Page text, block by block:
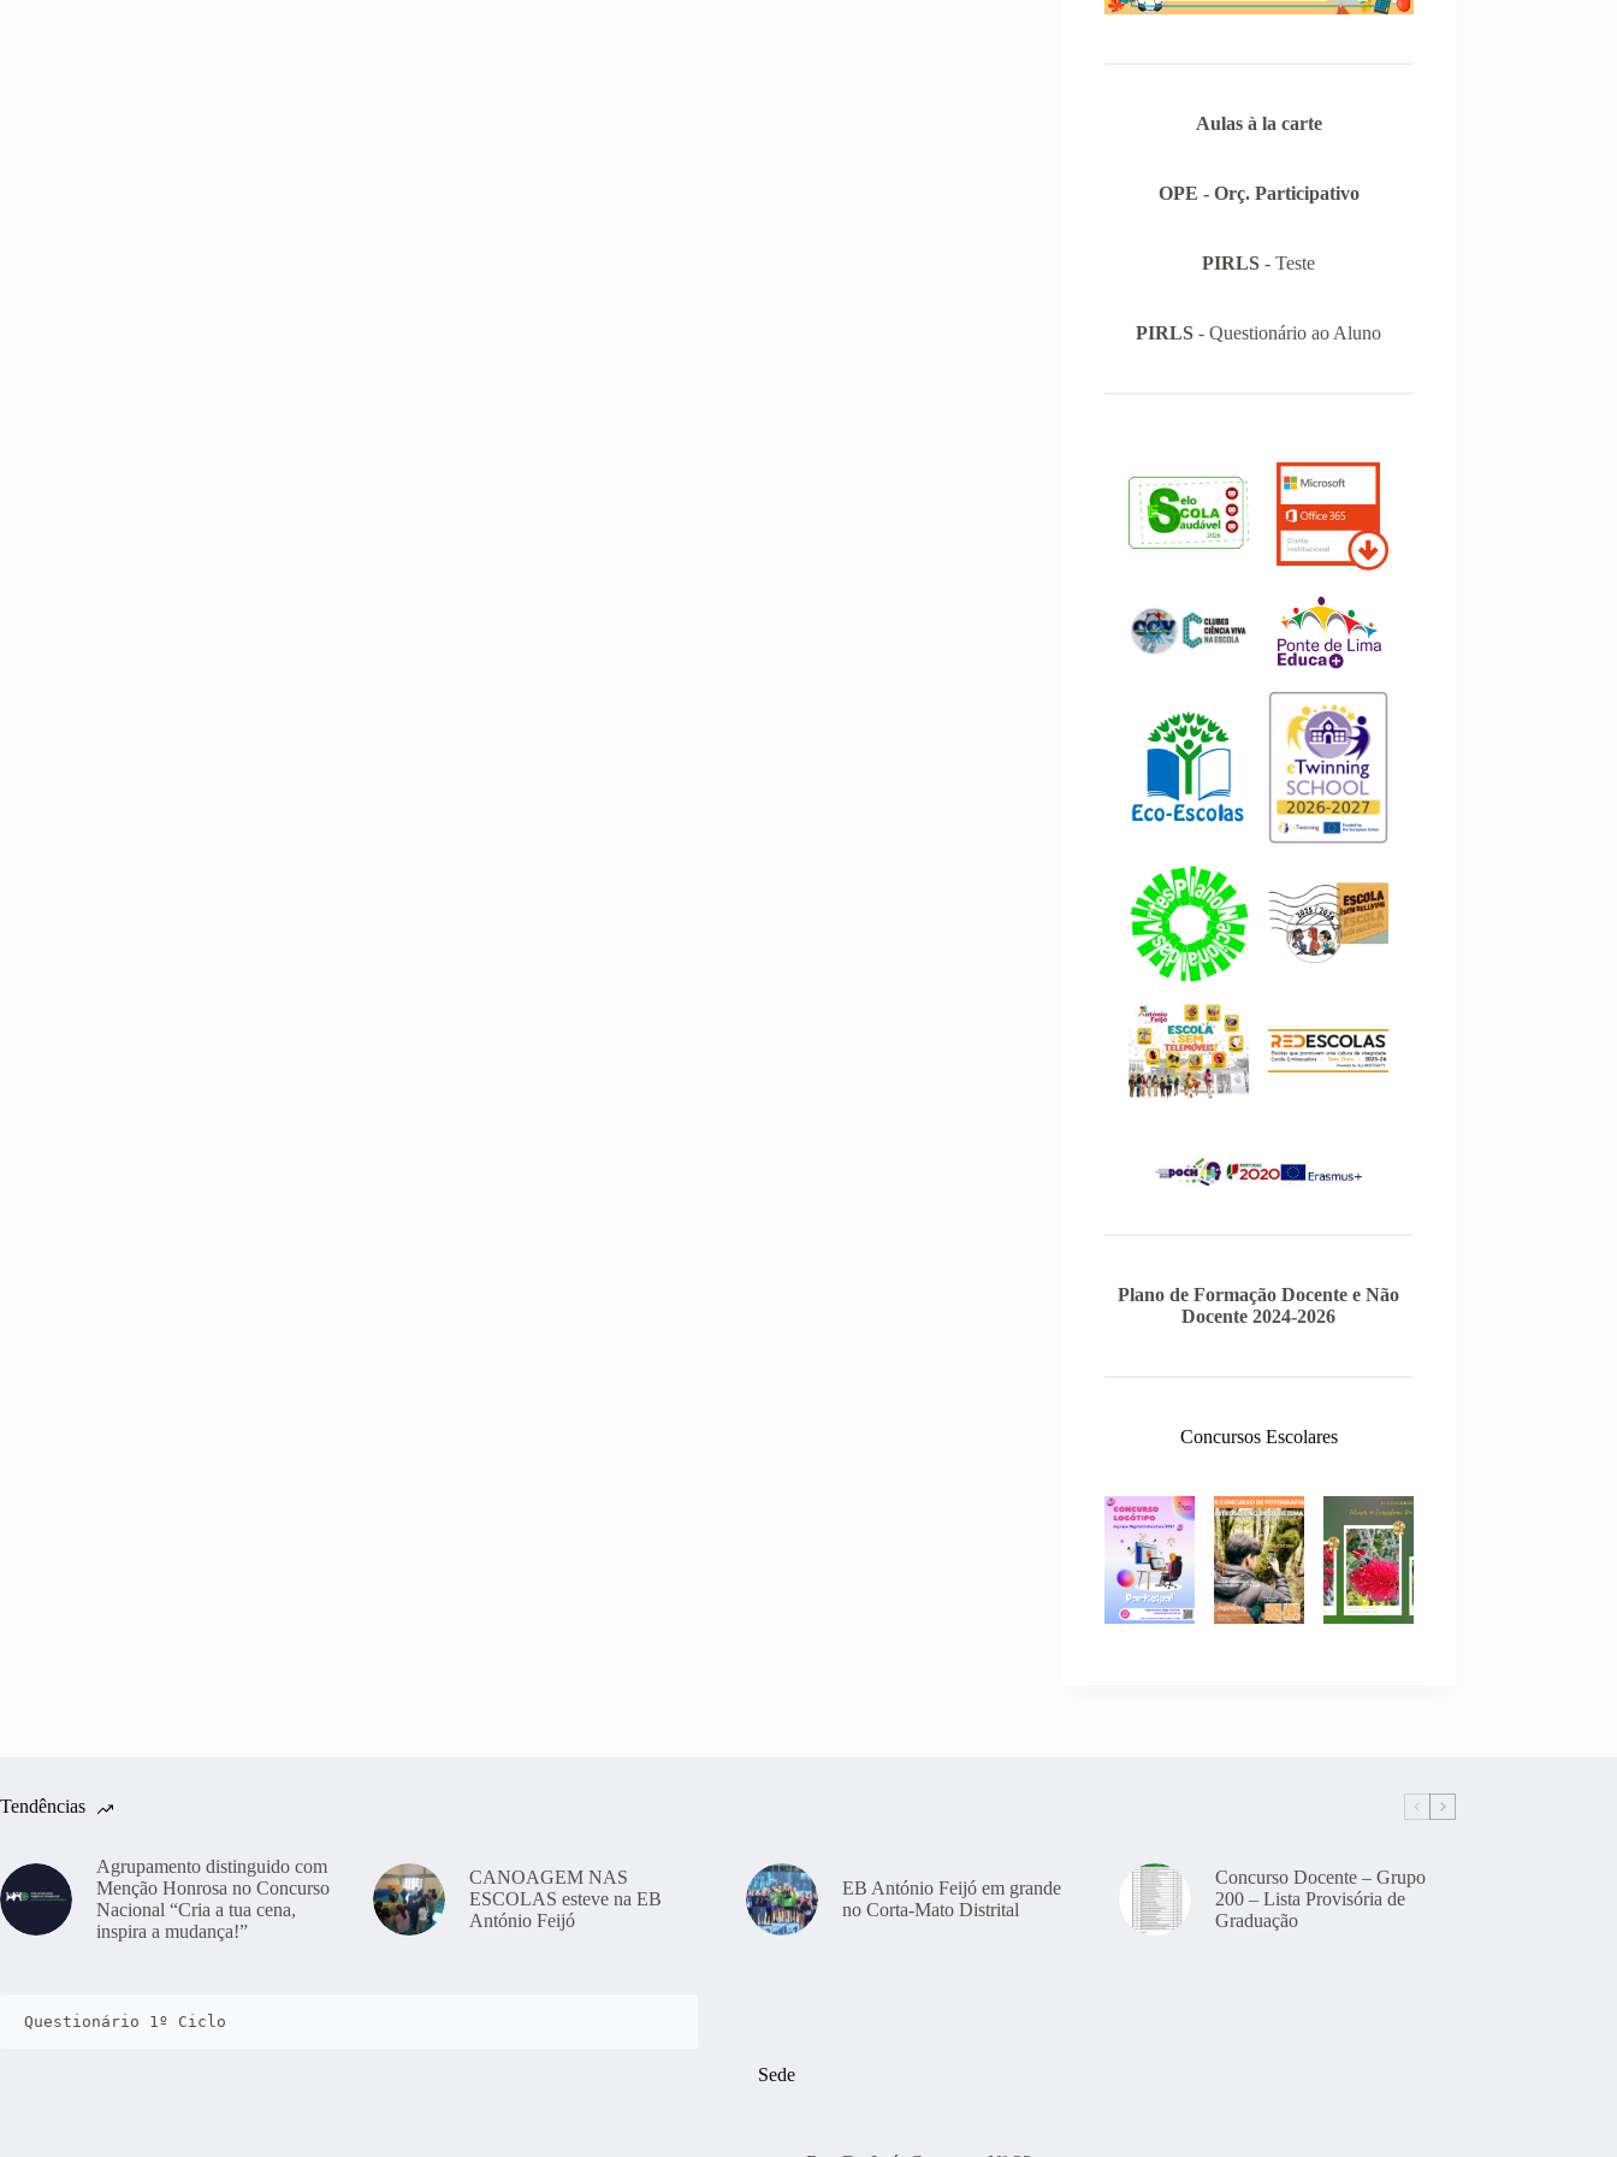
Informações-Prova das Provas de
Aulas à la carte
OPE - Orç. Participativo
PIRLS - Teste
PIRLS - Questionário ao Aluno
Plano de Formação Docente e Não
Docente 2024-2026
Concursos Escolares
Tendências
Agrupamento distinguido com
Menção Honrosa no Concurso
Nacional “Cria a tua cena,
inspira a mudança!”
CANOAGEM NAS
ESCOLAS esteve na EB
António Feijó
EB António Feijó em grande
no Corta-Mato Distrital
Concurso Docente – Grupo
200 – Lista Provisória de
Graduação
Questionário 1º Ciclo
Sede